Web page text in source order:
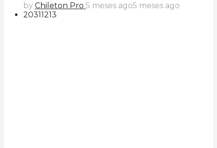
by Chileton Pro 5 meses ago5 meses ago
20311213